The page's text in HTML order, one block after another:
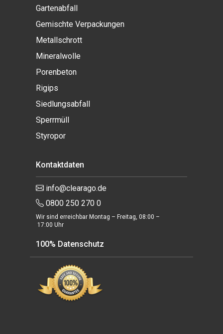
Gartenabfall
Gemischte Verpackungen
Metallschrott
Mineralwolle
Porenbeton
Rigips
Siedlungsabfall
Sperrmüll
Styropor
Kontaktdaten
info@clearago.de
0800 250 270 0
Wir sind erreichbar Montag – Freitag, 08:00 –
17:00 Uhr
100% Datenschutz